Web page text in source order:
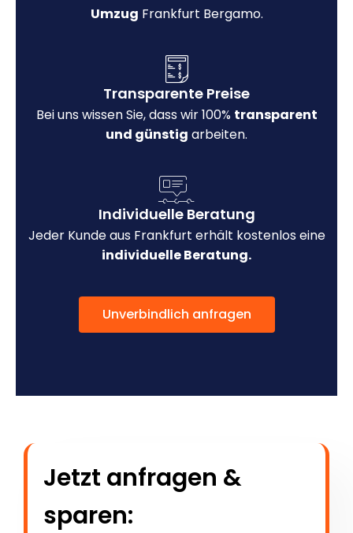
Umzug Frankfurt Bergamo.
Transparente Preise
Bei uns wissen Sie, dass wir 100% transparent
und günstig arbeiten.
Individuelle Beratung
Jeder Kunde aus Frankfurt erhält kostenlos eine
individuelle Beratung.
Unverbindlich anfragen
Jetzt anfragen &
sparen: